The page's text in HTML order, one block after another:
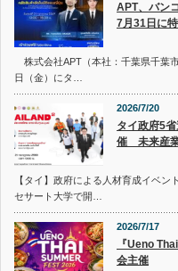
APT、バン
7月31日に
株式会社APT（本社：千葉県千葉
日（金）にタ…
2026/7/20
タイ政府5
催 未来産
【タイ】政府による人材育成イベン
セサート大学で開…
2026/7/17
『Ueno
会主催